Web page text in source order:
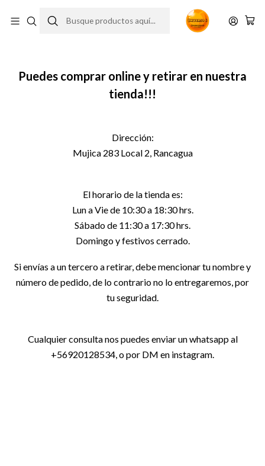
Retiro
Puedes comprar online y retirar en nuestra
tienda!!!
Dirección:
Mujica 283 Local 2, Rancagua
El horario de la tienda es:
Lun a Vie de 10:30 a 18:30 hrs.
Sábado de 11:30 a 17:30 hrs.
Domingo y festivos cerrado.
Si envías a un tercero a retirar, debe mencionar tu nombre y
número de pedido, de lo contrario no lo entregaremos, por
tu seguridad.
Cualquier consulta nos puedes enviar un whatsapp al
+56920128534, o por DM en instagram.